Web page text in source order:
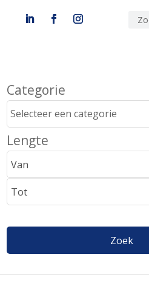
Categorie
Selecteer een categorie
Lengte